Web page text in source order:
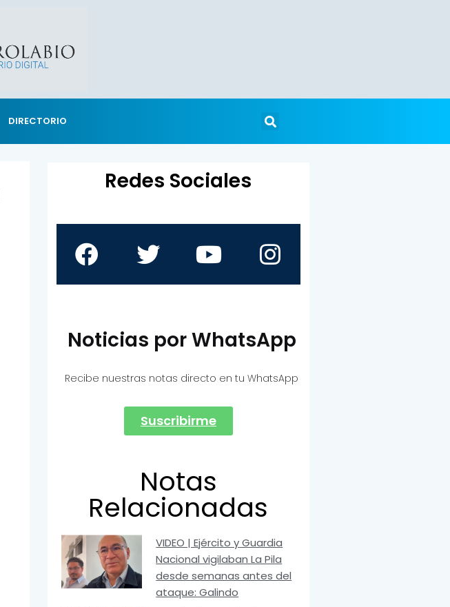
DIRECTORIO
Redes Sociales
Noticias por WhatsApp
Recibe nuestras notas directo en tu WhatsApp
Suscribirme
Notas
Relacionadas
VIDEO | Ejército y Guardia
Nacional vigilaban La Pila
desde semanas antes del
ataque: Galindo